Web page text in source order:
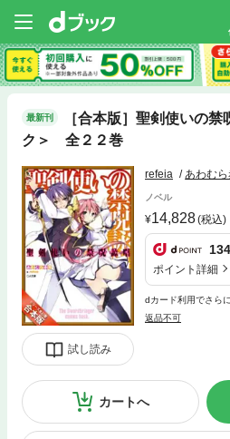
最新刊
［合本版］聖剣使いの
ク＞ 全２２巻
試し読み
refeia あわむ
ノベル
14,828(税込)
134
ポイント詳細
dカード利用でさら
返品不可
カートへ